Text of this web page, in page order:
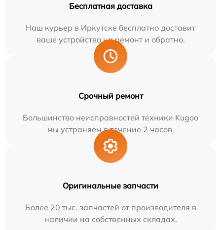
Бесплатная доставка
Наш курьер в Иркутске бесплатно доставит
ваше устройство на ремонт и обратно.
Срочный ремонт
Большинство неисправностей техники Kugoo
мы устраняем в течение 2 часов.
Оригинальные запчасти
Более 20 тыс. запчастей от производителя в
наличии на собственных складах.